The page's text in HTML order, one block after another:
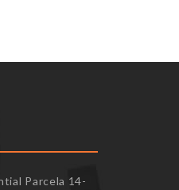
Parcela 14-